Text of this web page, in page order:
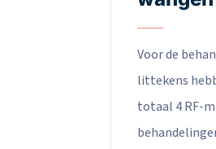
Voor de
littekens
totaal 4 RF-